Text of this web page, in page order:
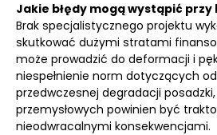
Jakie błędy mogą wystąpić
Brak specjalistycznego projektu
skutkować dużymi stratami
może prowadzić do deformacji i
niespełnienie norm dotyczących
przedwczesnej degradacji
przemysłowych powinien być
nieodwracalnymi konsekwencjami.